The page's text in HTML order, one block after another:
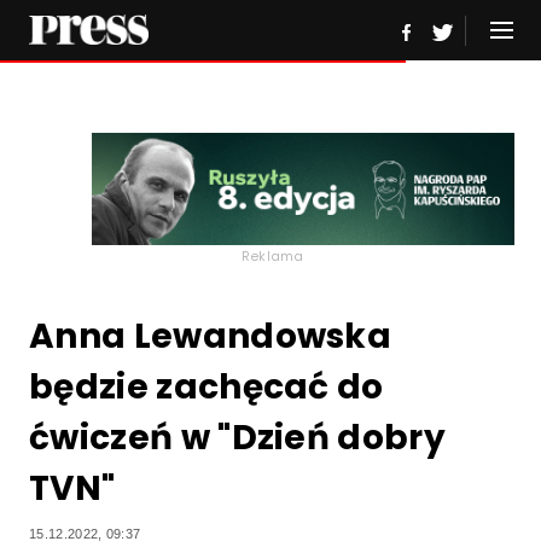
Reklama
Anna Lewandowska
będzie zachęcać do
ćwiczeń w "Dzień dobry
TVN"
15.12.2022, 09:37